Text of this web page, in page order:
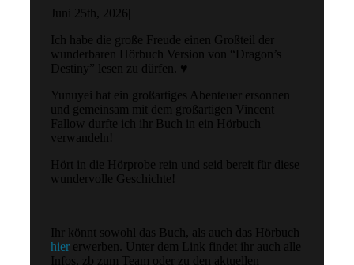
Juni 25th, 2026
Ich habe die große Freude einen Großteil der
wunderbaren Hörbuch Version von “Dragon’s
Destiny” lesen zu dürfen. ♥
Yunuyei hat ein großartiges Abenteuer ersonnen
und gemeinsam mit dem großartigen Vincent
Fallow durfte ich ihr Buch in ein Hörbuch
verwandeln!
Hört in die Hörprobe rein und seid bereit für diese
wundervolle Geschichte!
Ihr könnt sowohl das Buch, als auch das Hörbuch
hier erwerben. Unter dem Link findet ihr auch alle
Infos, zb zum Team oder zu den aktuellen